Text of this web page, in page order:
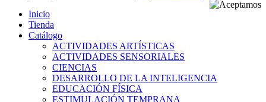
Inicio
Tienda
Catálogo
ACTIVIDADES ARTÍSTICAS
ACTIVIDADES SENSORIALES
CIENCIAS
DESARROLLO DE LA INTELIGENCIA
EDUCACIÓN FÍSICA
ESTIMULACIÓN TEMPRANA